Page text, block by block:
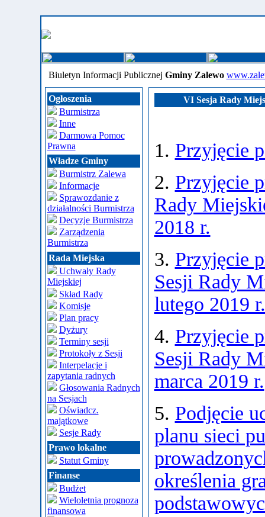
Biuletyn Informacji Publicznej Gminy Zalewo
Ogłoszenia
Burmistrza
Inne
Darmowa Pomoc
Prawna
Władze Gminy
Burmistrz Zalewa
Informacje
Sprawozdanie z
działalności Burmistrza
Decyzje Burmistrza
Zarządzenia
Burmistrza
Rada Miejska
Uchwały Rady
Miejskiej
Skład Rady
Komisje
Plan pracy
Dyżury
Terminy sesji
Protokoły z Sesji
Interpelacje i
zapytania radnych
Głosowania Radnych
na Sesjach
Oświadcz.
majątkowe
Sesje Rady
Prawo lokalne
Statut Gminy
Finanse
Budżet
Wieloletnia prognoza
finansowa
VI Sesja Rady
1. Przyjęcie
2. Przyjęcie
Rady
2018 r.
3. Przyjęcie
Sesji Rady
lutego 2019 r.
4. Przyjęcie
Sesji Rady
marca 2019 r.
5. Podjęcie
planu sieci
określenia